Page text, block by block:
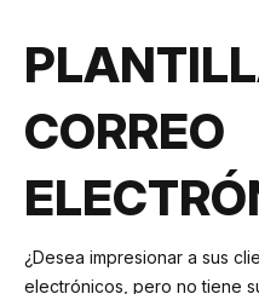
CORREO
¿Desea impresionar a sus
electrónicos, pero no tiene